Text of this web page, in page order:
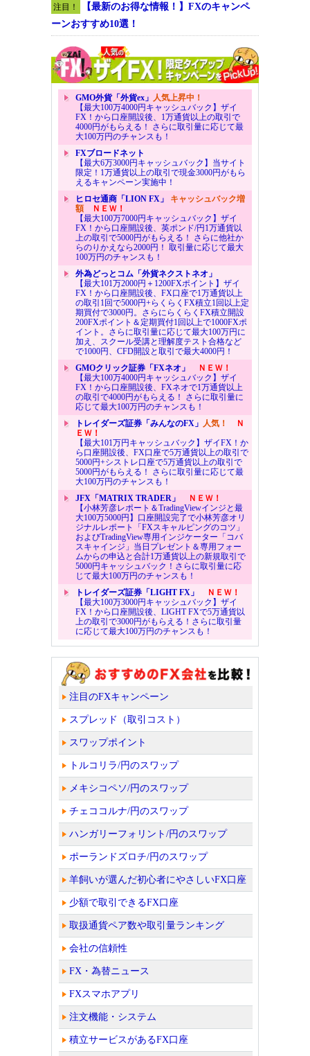
注目！
【最新のお得な情報！】FXのキャンペ
ーンおすすめ10選！
GMO外貨「外貨ex」 人気上昇中！
【最大100万4000円キャッシュバック】ザイ
FX！から口座開設後、1万通貨以上の取引で
4000円がもらえる！ さらに取引量に応じて最
大100万円のチャンスも！
FXブロードネット
【最大6万3000円キャッシュバック】当サイト
限定！1万通貨以上の取引で現金3000円がもら
えるキャンペーン実施中！
ヒロセ通商「LION FX」 キャッシュバック増
額ＮＥＷ！
【最大100万7000円キャッシュバック】ザイ
FX！から口座開設後、英ポンド/円1万通貨以
上の取引で5000円がもらえる！ さらに他社か
らのりかえなら2000円！ 取引量に応じて最大
100万円のチャンスも！
外為どっとコム「外貨ネクストネオ」
【最大101万2000円＋1200FXポイント】ザイ
FX！から口座開設後、FX口座で1万通貨以上
の取引1回で5000円+らくらくFX積立1回以上定
期買付で3000円。さらにらくらくFX積立開設
200FXポイント＆定期買付1回以上で1000FXポ
イント。さらに取引量に応じて最大100万円に
加え、スクール受講と理解度テスト合格など
で1000円、CFD開設と取引で最大4000円！
GMOクリック証券「FXネオ」
ＮＥＷ！
【最大100万4000円キャッシュバック】ザイ
FX！から口座開設後、FXネオで1万通貨以上
の取引で4000円がもらえる！ さらに取引量に
応じて最大100万円のチャンスも！
トレイダーズ証券「みんなのFX」 人気！
Ｎ
ＥＷ！
【最大101万円キャッシュバック】ザイFX！か
ら口座開設後、FX口座で5万通貨以上の取引で
5000円+シストレ口座で5万通貨以上の取引で
5000円がもらえる！ さらに取引量に応じて最
大100万円のチャンスも！
JFX「MATRIX TRADER」
ＮＥＷ！
【小林芳彦レポート＆TradingViewインジと最
大100万5000円】口座開設完了で小林芳彦オリ
ジナルレポート「FXスキャルピングのコツ」
およびTradingView専用インジケーター「コバ
スキャインジ」当日プレゼント＆専用フォー
ムからの申込と合計1万通貨以上の新規取引で
5000円キャッシュバック！さらに取引量に応
じて最大100万円のチャンスも！
トレイダーズ証券「LIGHT FX」
ＮＥＷ！
【最大100万3000円キャッシュバック】ザイ
FX！から口座開設後、LIGHT FXで5万通貨以
上の取引で3000円がもらえる！さらに取引量
に応じて最大100万円のチャンスも！
注目のFXキャンペーン
スプレッド（取引コスト）
スワップポイント
トルコリラ/円のスワップ
メキシコペソ/円のスワップ
チェココルナ/円のスワップ
ハンガリーフォリント/円のスワップ
ポーランドズロチ/円のスワップ
羊飼いが選んだ初心者にやさしいFX口座
少額で取引できるFX口座
取扱通貨ペア数や取引量ランキング
会社の信頼性
FX・為替ニュース
FXスマホアプリ
注文機能・システム
積立サービスがあるFX口座